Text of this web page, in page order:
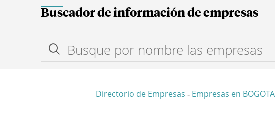
Buscador de información de empresas
Directorio de Empresas - Empresas en BOGOTA